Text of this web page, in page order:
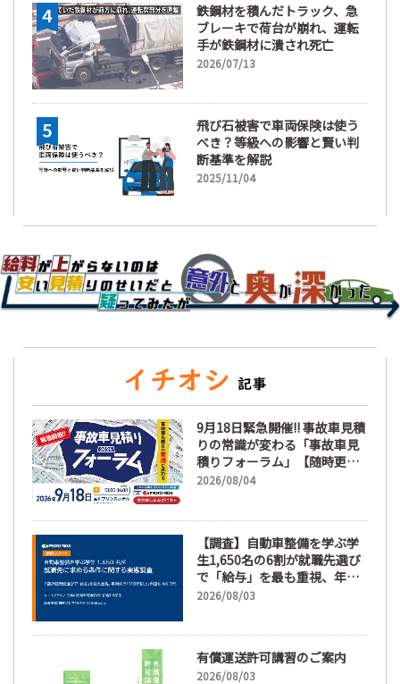
鉄鋼材を積んだトラック、急
ブレーキで荷台が崩れ、運転
手が鉄鋼材に潰され死亡
2026/07/13
飛び石被害で車両保険は使う
べき？等級への影響と賢い判
断基準を解説
2025/11/04
9月18日緊急開催!! 事故車見積
りの常識が変わる「事故車見
積りフォーラム」【随時更
新】
2026/08/04
【調査】自動車整備を学ぶ学
生1,650名の6割が就職先選び
で「給与」を最も重視、年間
休日「110日以上」希望も
2026/08/03
有償運送許可講習のご案内
2026/08/03